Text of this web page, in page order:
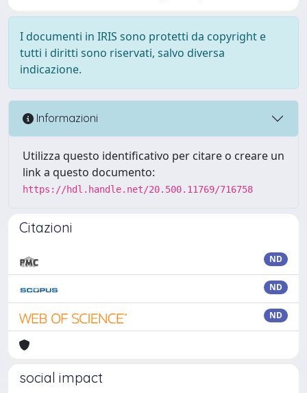
I documenti in IRIS sono protetti da copyright e
tutti i diritti sono riservati, salvo diversa
indicazione.
Informazioni
Utilizza questo identificativo per citare o creare un
link a questo documento:
https://hdl.handle.net/20.500.11769/716758
Citazioni
ND
ND
ND
social impact